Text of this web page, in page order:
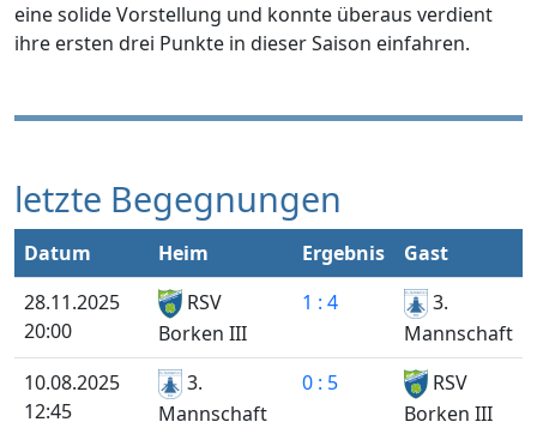
eine solide Vorstellung und konnte überaus verdient
ihre ersten drei Punkte in dieser Saison einfahren.
letzte Begegnungen
Datum Heim Ergebnis
Gast
28.11.2025
20:00
RSV
Borken III
1 : 4
3.
Mannschaft
10.08.2025
12:45
3.
Mannschaft
0 : 5
RSV
Borken III